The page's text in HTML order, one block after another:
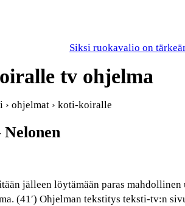
Siksi ruokavalio on
tv ohjelma
› ohjelmat › koti-koiralle
jälleen löytämään paras mahdollinen
(41′) Ohjelman tekstitys teksti-tv:n